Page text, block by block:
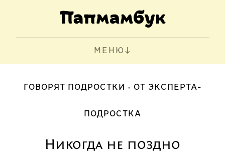
МЕНЮ
ГОВОРЯТ ПОДРОСТКИ ОТ ЭКСПЕРТА-
ПОДРОСТКА
Никогда не поздно